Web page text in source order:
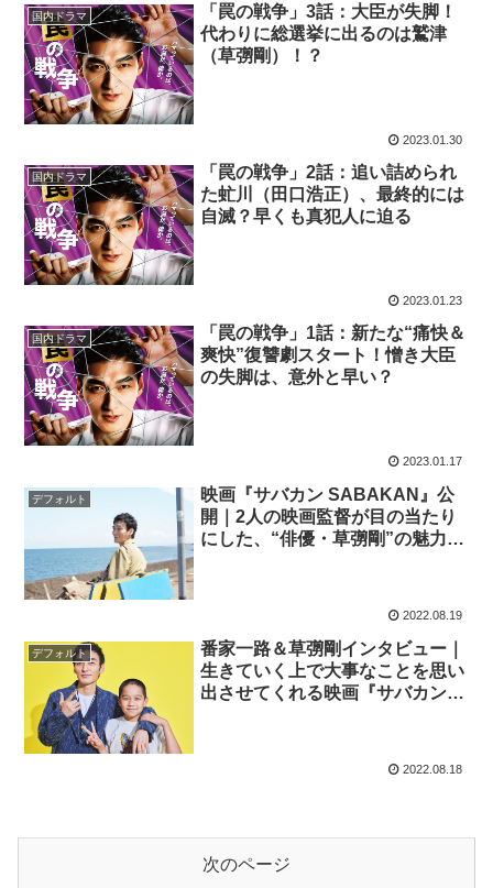
国内ドラマ
「罠の戦争」3話：大臣が失脚！
代わりに総選挙に出るのは鷲津
（草彅剛）！？
2023.01.30
国内ドラマ
「罠の戦争」2話：追い詰められ
た虻川（田口浩正）、最終的には
自滅？早くも真犯人に迫る
2023.01.23
国内ドラマ
「罠の戦争」1話：新たな“痛快＆
爽快”復讐劇スタート！憎き大臣
の失脚は、意外と早い？
2023.01.17
デフォルト
映画『サバカン SABAKAN』公
開｜2人の映画監督が目の当たり
にした、“俳優・草彅剛”の魅力と
2022.08.19
デフォルト
番家一路＆草彅剛インタビュー｜
生きていく上で大事なことを思い
出させてくれる映画『サバカン
2022.08.18
次のページ